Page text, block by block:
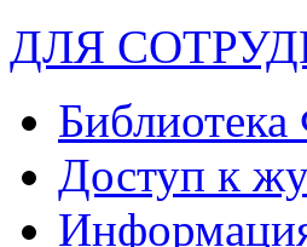
ДЛЯ
Доступ к